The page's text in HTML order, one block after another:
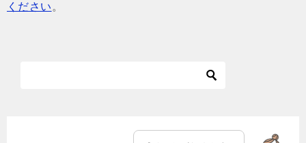
ください 。